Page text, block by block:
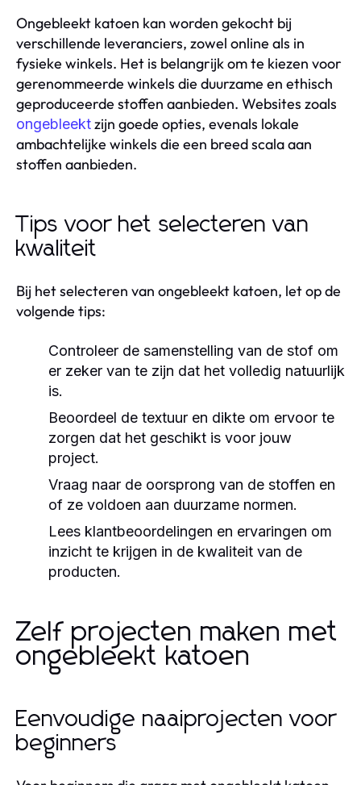
Ongebleekt katoen kan worden gekocht bij
verschillende leveranciers, zowel online als in
fysieke winkels. Het is belangrijk om te kiezen voor
gerenommeerde winkels die duurzame en ethisch
geproduceerde stoffen aanbieden. Websites zoals
ongebleektzijn goede opties, evenals lokale
ambachtelijke winkels die een breed scala aan
stoffen aanbieden.
Tips voor het selecteren van
kwaliteit
Bij het selecteren van ongebleekt katoen, let op de
volgende tips:
Controleer de samenstelling van de stof om
er zeker van te zijn dat het volledig natuurlijk
is.
Beoordeel de textuur en dikte om ervoor te
zorgen dat het geschikt is voor jouw
project.
Vraag naar de oorsprong van de stoffen en
of ze voldoen aan duurzame normen.
Lees klantbeoordelingen en ervaringen om
inzicht te krijgen in de kwaliteit van de
producten.
Zelf projecten maken met
ongebleekt katoen
Eenvoudige naaiprojecten voor
beginners